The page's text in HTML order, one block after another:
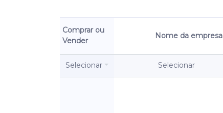
Comprar ou
Vender
Nome da empresa
Selecionar Selecionar